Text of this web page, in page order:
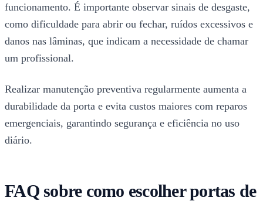
funcionamento. É importante observar sinais de desgaste,
como dificuldade para abrir ou fechar, ruídos excessivos e
danos nas lâminas, que indicam a necessidade de chamar
um profissional.
Realizar manutenção preventiva regularmente aumenta a
durabilidade da porta e evita custos maiores com reparos
emergenciais, garantindo segurança e eficiência no uso
diário.
FAQ sobre como escolher portas de